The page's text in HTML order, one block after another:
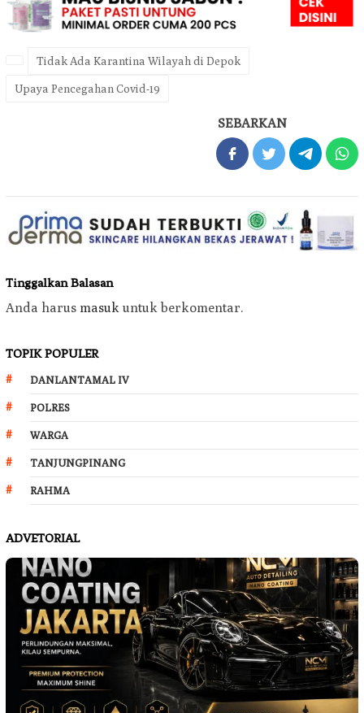
Tidak Ada Karantina Wilayah di Depok
Upaya Pencegahan Covid-19
SEBARKAN
Tinggalkan Balasan
Anda harus masuk untuk berkomentar.
TOPIK POPULER
DANLANTAMAL IV
POLRES
WARGA
TANJUNGPINANG
RAHMA
ADVETORIAL